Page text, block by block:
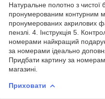
Натуральне полотно з чистої
пронумерованим контурним
пронумерованих акрилових
пензлі. 4. Інструкція 5.
номерами найкращий
за номерами ідеально
Придбати картину за
магазині.
Приховати